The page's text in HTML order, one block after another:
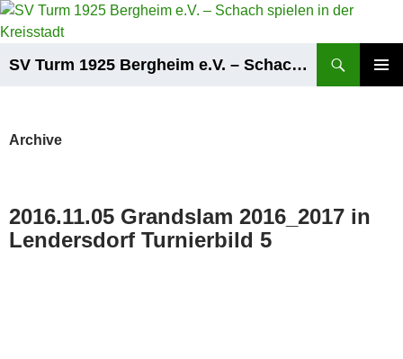
Zum
Inhalt
SV Turm 1925 Bergheim e.V. – Schach spielen in der Kreisstadt
Archive
2016.11.05 Grandslam 2016_2017 in
Lendersdorf Turnierbild 5